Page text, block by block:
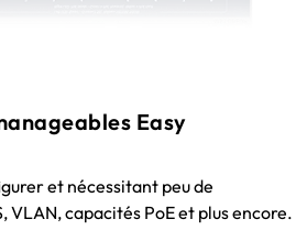
Easy
et nécessitant peu de
VLAN, capacités PoE et plus encore.